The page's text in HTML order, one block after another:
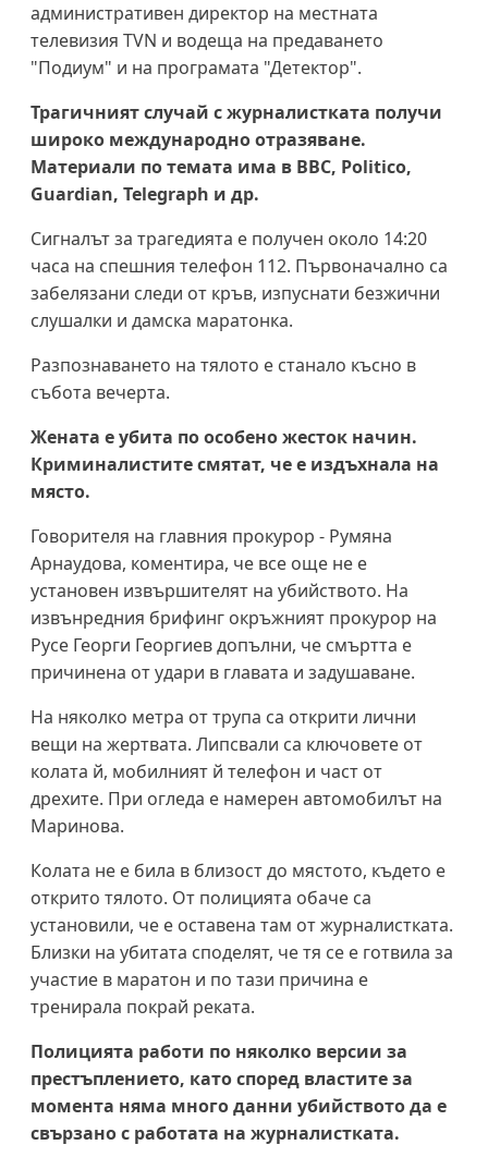
административен директор на местната
телевизия TVN и водеща на предаването
"Подиум" и на програмата "Детектор".
Трагичният случай с журналистката получи
широко международно отразяване.
Материали по темата има в BBC, Politico,
Guardian, Telegraph и др.
Сигналът за трагедията е получен около 14:20
часа на спешния телефон 112. Първоначално са
забелязани следи от кръв, изпуснати безжични
слушалки и дамска маратонка.
Разпознаването на тялото е станало късно в
събота вечерта.
Жената е убита по особено жесток начин.
Криминалистите смятат, че е издъхнала на
място.
Говорителя на главния прокурор - Румяна
Арнаудова, коментира, че все още не е
установен извършителят на убийството. На
извънредния брифинг окръжният прокурор на
Русе Георги Георгиев допълни, че смъртта е
причинена от удари в главата и задушаване.
На няколко метра от трупа са открити лични
вещи на жертвата. Липсвали са ключовете от
колата й, мобилният й телефон и част от
дрехите. При огледа е намерен автомобилът на
Маринова.
Колата не е била в близост до мястото, където е
открито тялото. От полицията обаче са
установили, че е оставена там от журналистката.
Близки на убитата споделят, че тя се е готвила за
участие в маратон и по тази причина е
тренирала покрай реката.
Полицията работи по няколко версии за
престъплението, като според властите за
момента няма много данни убийството да е
свързано с работата на журналистката.